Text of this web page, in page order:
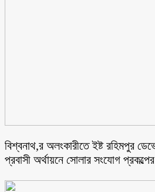
বিশ্বনাথ,র অলংকারীতে ইষ্ট রহিমপুর
প্রবাসী অর্থায়নে সোলার সংযোগ